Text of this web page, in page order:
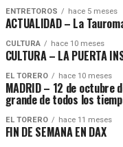
ENTRETOROS hace 5 meses
ACTUALIDAD – La
CULTURA hace 10 meses
CULTURA – LA PUERTA
EL TORERO hace 10 meses
MADRID – 12 de octubre
grande de todos los
EL TORERO hace 11 meses
FIN DE SEMANA EN DAX